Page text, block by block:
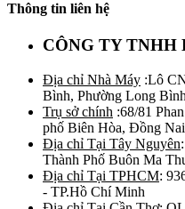
Thông tin liên hệ
CÔNG TY
Địa chỉ Nhà Máy :Lô
Bình, Phường Long
Trụ sở chính :68/81
phố Biên Hòa, Đồng Nai
Địa chỉ Tại Tây Nguyên
Thành Phố Buôn Ma
Địa chỉ Tại TPHCM:
- TP.Hồ Chí Minh